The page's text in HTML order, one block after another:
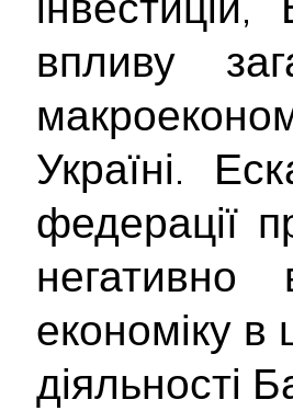
впливу
Україні.
федерації
економіку
діяльності